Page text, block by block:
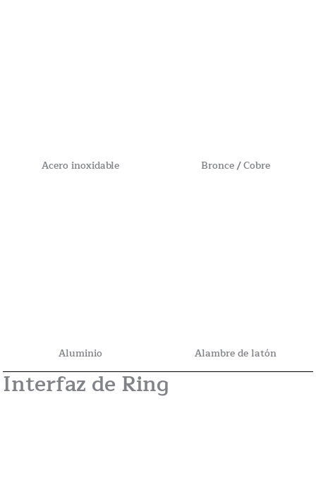
Acero inoxidable Bronce / Cobre
Aluminio Alambre de latón
Interfaz de Ring